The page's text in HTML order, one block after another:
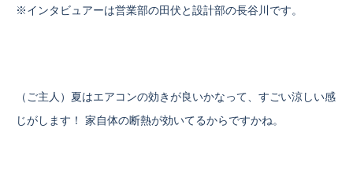
※インタビュアーは営業部の田伏と設計部の長谷川です。
（ご主人）夏はエアコンの効きが良いかなって、すごい涼しい感
じがします！ 家自体の断熱が効いてるからですかね。